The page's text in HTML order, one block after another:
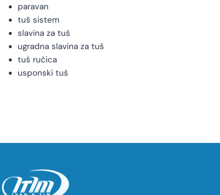
paravan
tuš sistem
slavina za tuš
ugradna slavina za tuš
tuš ručica
usponski tuš